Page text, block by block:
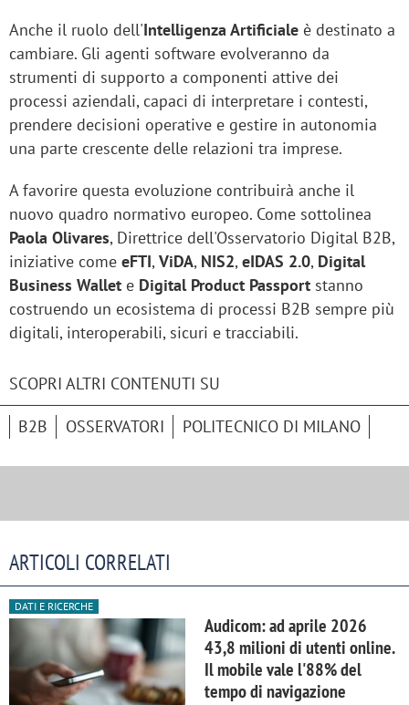
Anche il ruolo dell'Intelligenza Artificiale è destinato a
cambiare. Gli agenti software evolveranno da
strumenti di supporto a componenti attive dei
processi aziendali, capaci di interpretare i contesti,
prendere decisioni operative e gestire in autonomia
una parte crescente delle relazioni tra imprese.
A favorire questa evoluzione contribuirà anche il
nuovo quadro normativo europeo. Come sottolinea
Paola Olivares, Direttrice dell'Osservatorio Digital B2B,
iniziative come eFTI,ViDA, NIS2,eIDAS 2.0, Digital
Business Wallet e Digital Product Passport stanno
costruendo un ecosistema di processi B2B sempre più
digitali, interoperabili, sicuri e tracciabili.
SCOPRI ALTRI CONTENUTI SU
B2B OSSERVATORI POLITECNICO DI MILANO
ARTICOLI CORRELATI
DATI E RICERCHE
Audicom: ad aprile 2026
43,8 milioni di utenti online.
Il mobile vale l'88% del
tempo di navigazione